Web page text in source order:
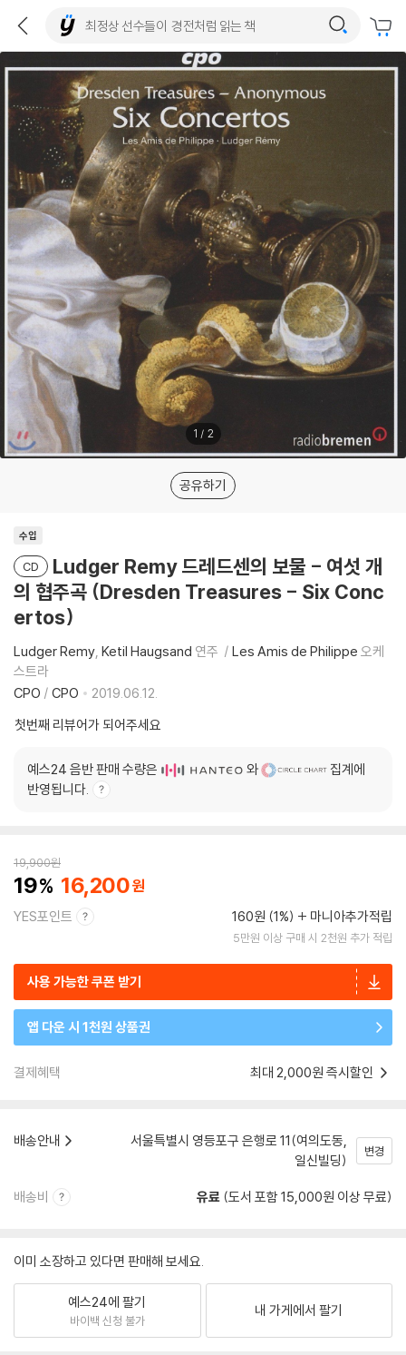
1 / 2
공유하기
수입
CD
Ludger Remy 드레드센의 보물 - 여섯 개
의 협주곡 (Dresden Treasures - Six Conc
ertos)
Ludger Remy Ketil Haugsand 연주 Les Amis de Philippe 오케
스트라
CPO / CPO
2019.06.12.
첫번째 리뷰어가 되어주세요
예스24 음반 판매 수량은 와
집계에
반영됩니다.
19,900원
19 16,200
YES포인트 160원 (1%) 마니아추가적립
5만원 이상 구매 시 2천원 추가 적립
사용 가능한 쿠폰 받기
앱 다운 시 1천원 상품권
결제혜택 최대 2,000원 즉시할인
배송안내
서울특별시 영등포구 은행로 11(여의도동,
일신빌딩)
변경
배송비 유료 (도서 포함 15,000원 이상 무료)
이미 소장하고 있다면 판매해 보세요.
예스24에 팔기
바이백 신청 불가
내 가게에서 팔기